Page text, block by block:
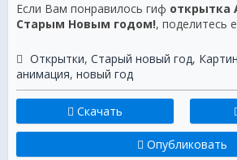
Если Вам понравилось гиф открытка
Старым Новым годом!, поделитесь
Открытки, Старый новый год,
анимация, новый год
Скачать
Опубликовать